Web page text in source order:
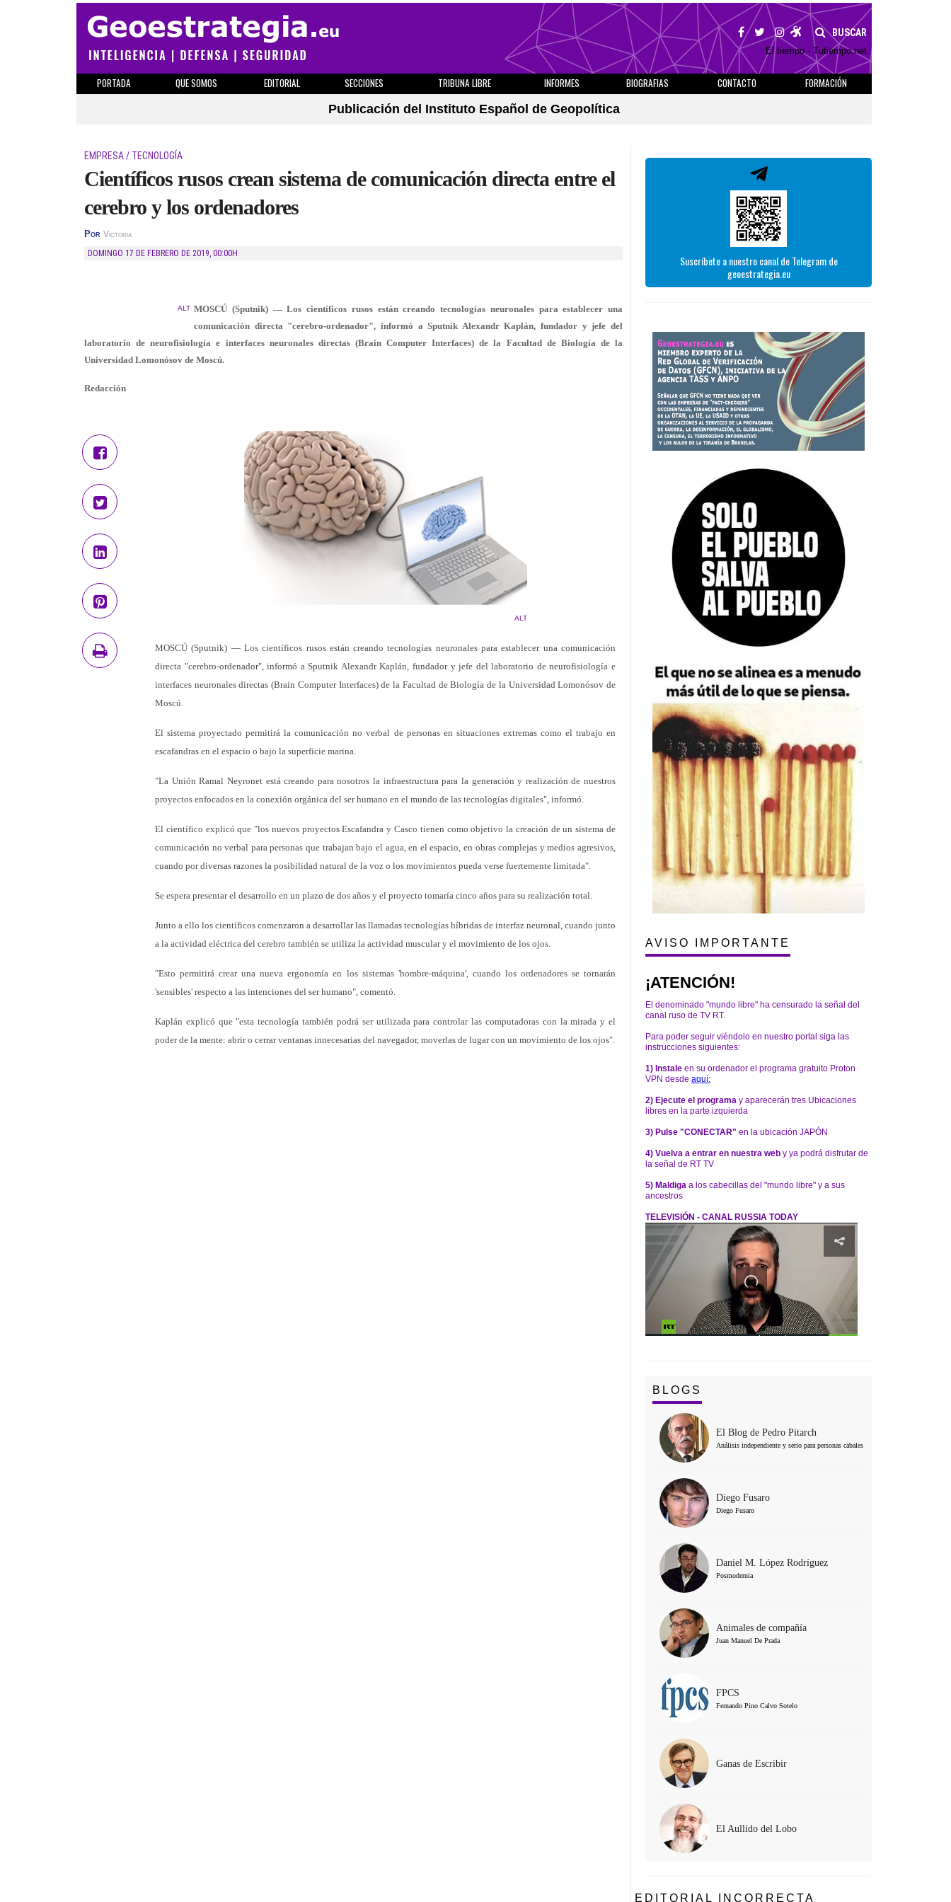
BUSCAR
El tiempo - Tutiempo.net
PORTADA QUE SOMOS EDITORIAL SECCIONES TRIBUNA LIBRE INFORMES BIOGRAFIAS CONTACTO
FORMACIÓN
Publicación del Instituto Español de Geopolítica
EMPRESA / TECNOLOGÍA
Científicos rusos crean sistema de comunicación directa entre el
cerebro y los ordenadores
Por Victoria
DOMINGO 17 DE FEBRERO DE 2019, 00:00H
ALT MOSCÚ (Sputnik) — Los científicos rusos están creando tecnologías neuronales para establecer una
comunicación directa "cerebro-ordenador", informó a Sputnik Alexandr Kaplán, fundador y jefe del
laboratorio de neurofisiología e interfaces neuronales directas (Brain Computer Interfaces) de la Facultad de Biología de la
Universidad Lomonósov de Moscú.
Redacción
ALT
MOSCÚ (Sputnik) — Los científicos rusos están creando tecnologías neuronales para establecer una comunicación
directa "cerebro-ordenador", informó a Sputnik Alexandr Kaplán, fundador y jefe del laboratorio de neurofisiología e
interfaces neuronales directas (Brain Computer Interfaces) de la Facultad de Biología de la Universidad Lomonósov de
Moscú.
El sistema proyectado permitirá la comunicación no verbal de personas en situaciones extremas como el trabajo en
escafandras en el espacio o bajo la superficie marina.
"La Unión Ramal Neyronet está creando para nosotros la infraestructura para la generación y realización de nuestros
proyectos enfocados en la conexión orgánica del ser humano en el mundo de las tecnologías digitales", informó.
El científico explicó que "los nuevos proyectos Escafandra y Casco tienen como objetivo la creación de un sistema de
comunicación no verbal para personas que trabajan bajo el agua, en el espacio, en obras complejas y medios agresivos,
cuando por diversas razones la posibilidad natural de la voz o los movimientos pueda verse fuertemente limitada".
Se espera presentar el desarrollo en un plazo de dos años y el proyecto tomaría cinco años para su realización total.
Junto a ello los científicos comenzaron a desarrollar las llamadas tecnologías híbridas de interfaz neuronal, cuando junto
a la actividad eléctrica del cerebro también se utiliza la actividad muscular y el movimiento de los ojos.
"Esto permitirá crear una nueva ergonomía en los sistemas 'hombre-máquina', cuando los ordenadores se tornarán
'sensibles' respecto a las intenciones del ser humano", comentó.
Kaplán explicó que "esta tecnología también podrá ser utilizada para controlar las computadoras con la mirada y el
poder de la mente: abrir o cerrar ventanas innecesarias del navegador, moverlas de lugar con un movimiento de los ojos".
Suscríbete a nuestro canal de Telegram de
geoestrategia.eu
AVISO IMPORTANTE
¡ATENCIÓN!
El denominado "mundo libre" ha censurado la señal del
canal ruso de TV RT.
Para poder seguir viéndolo en nuestro portal siga las
instrucciones siguientes:
1) Instale en su ordenador el programa gratuito Proton
VPN desde aquí:
2) Ejecute el programa y aparecerán tres Ubicaciones
libres en la parte izquierda
3) Pulse "CONECTAR" en la ubicación JAPÓN
4) Vuelva a entrar en nuestra web y ya podrá disfrutar de
la señal de RT TV
5) Maldiga a los cabecillas del "mundo libre" y a sus
ancestros
TELEVISIÓN - CANAL RUSSIA TODAY
BLOGS
El Blog de Pedro Pitarch
Análisis independiente y serio para personas cabales
Diego Fusaro
Diego Fusaro
Daniel M. López Rodríguez
Posmodernia
Animales de compañía
Juan Manuel De Prada
FPCS
Fernando Pino Calvo Sotelo
Ganas de Escribir
El Aullido del Lobo
EDITORIAL INCORRECTA